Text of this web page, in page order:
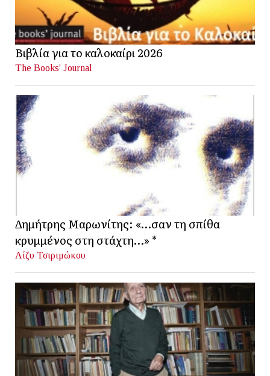
Βιβλία για το καλοκαίρι 2026
The Books' Journal
Δημήτρης Μαρωνίτης: «…σαν τη σπίθα
κρυμμένος στη στάχτη…» *
Λίζυ Τσιριμώκου